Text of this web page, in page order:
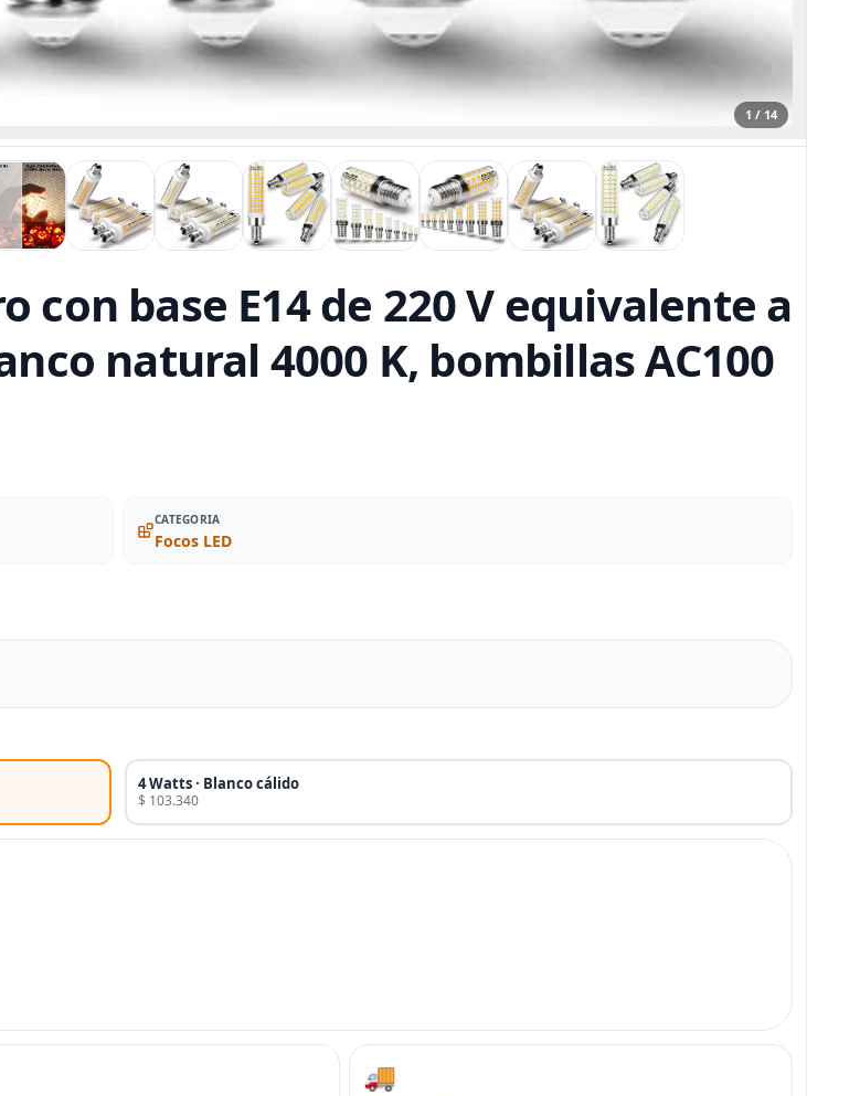
1 / 14
con base E14 de 220 V equivalente a
natural 4000 K, bombillas AC100
CATEGORIA
Focos LED
4 Watts · Blanco cálido
$ 103.340
🚚